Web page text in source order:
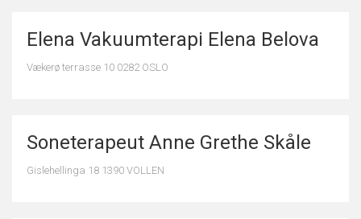
Elena Vakuumterapi Elena Belova
Vækerø terrasse 10 0282 OSLO
Soneterapeut Anne Grethe Skåle
Gislehellinga 18 1390 VOLLEN